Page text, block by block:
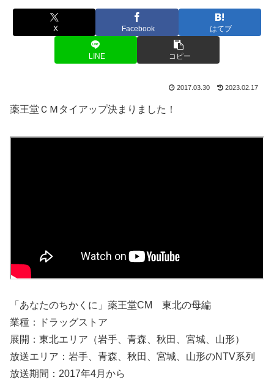
X Facebook はてブ
LINE コピー
2017.03.30 2023.02.17
薬王堂ＣＭタイアップ決まりました！
「あなたのちかくに」薬王堂CM 東北の母編
業種：ドラッグストア
展開：東北エリア（岩手、青森、秋田、宮城、山形）
放送エリア：岩手、青森、秋田、宮城、山形のNTV系列
放送期間：2017年4月から